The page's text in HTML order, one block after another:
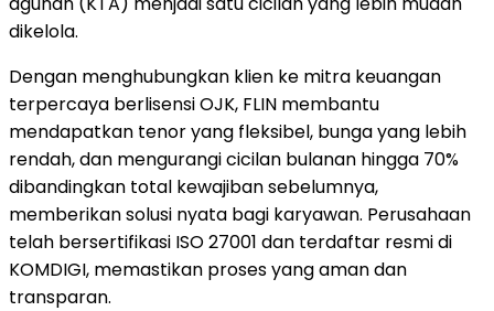
dikelola.
Dengan menghubungkan klien ke mitra keuangan
terpercaya berlisensi OJK, FLIN membantu
mendapatkan tenor yang fleksibel, bunga yang lebih
rendah, dan mengurangi cicilan bulanan hingga 70%
dibandingkan total kewajiban sebelumnya,
memberikan solusi nyata bagi karyawan. Perusahaan
telah bersertifikasi ISO 27001 dan terdaftar resmi di
KOMDIGI, memastikan proses yang aman dan
transparan.